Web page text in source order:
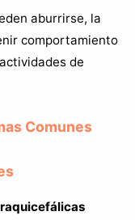
aburrirse, la
comportamiento
de
Comunes